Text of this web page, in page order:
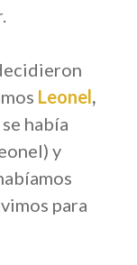
Leonel,
había
y
para